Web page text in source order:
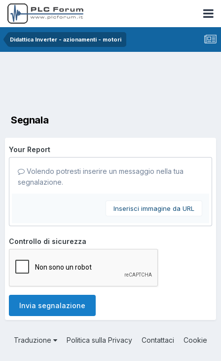
Didattica Inverter - azionamenti - motori
Segnala
Your Report
Volendo potresti inserire un messaggio nella tua
segnalazione.
Inserisci immagine da URL
Controllo di sicurezza
Invia segnalazione
Traduzione Politica sulla Privacy Contattaci Cookie